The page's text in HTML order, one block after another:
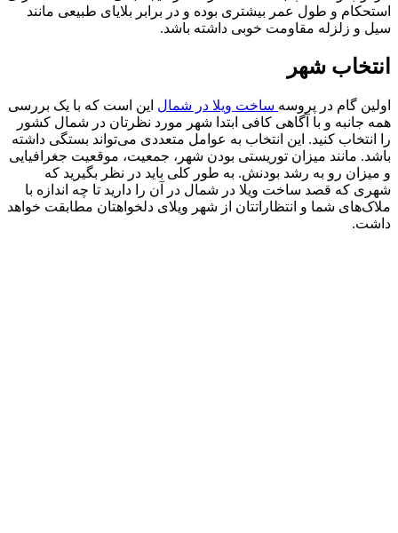
استحکام و طول عمر بیشتری بوده و در برابر بلایای طبیعی مانند
سیل و زلزله مقاومت خوبی داشته باشد.
انتخاب شهر
اولین گام در پروسه ساخت ویلا در شمال این است که با یک بررسی
همه جانبه و با آگاهی کافی ابتدا شهر مورد نظرتان در شمال کشور
را انتخاب کنید. این انتخاب به عوامل متعددی می‌تواند بستگی داشته
باشد. مانند میزان توریستی بودن شهر، جمعیت، موقعیت جغرافیایی
و میزان رو به رشد بودنش. به طور کلی باید در نظر بگیرید که
شهری که قصد ساخت ویلا در شمال در آن را دارید تا چه اندازه با
ملاک‌های شما و انتظاراتتان از شهر ویلای دلخواهتان مطابقت خواهد
داشت.